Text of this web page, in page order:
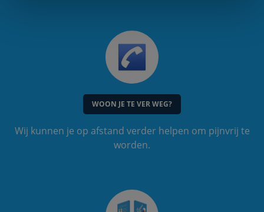
WOON JE TE VER WEG?
Wij kunnen je op afstand verder helpen om pijnvrij te
worden.